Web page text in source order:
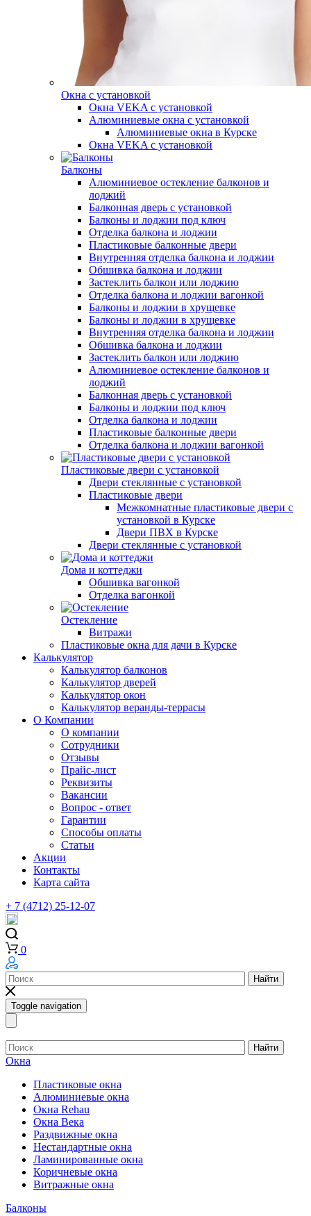
Окна с установкой
Окна VEKA с установкой
Алюминиевые окна с установкой
Алюминиевые окна в Курске
Окна VEKA с установкой
Балконы
Алюминиевое остекление балконов и
лоджий
Балконная дверь с установкой
Балконы и лоджии под ключ
Отделка балкона и лоджии
Пластиковые балконные двери
Внутренняя отделка балкона и лоджии
Обшивка балкона и лоджии
Застеклить балкон или лоджию
Отделка балкона и лоджии вагонкой
Балконы и лоджии в хрущевке
Балконы и лоджии в хрущевке
Внутренняя отделка балкона и лоджии
Обшивка балкона и лоджии
Застеклить балкон или лоджию
Алюминиевое остекление балконов и
лоджий
Балконная дверь с установкой
Балконы и лоджии под ключ
Отделка балкона и лоджии
Пластиковые балконные двери
Отделка балкона и лоджии вагонкой
Пластиковые двери с установкой
Двери стеклянные с установкой
Пластиковые двери
Межкомнатные пластиковые двери с
установкой в Курске
Двери ПВХ в Курске
Двери стеклянные с установкой
Дома и коттеджи
Обшивка вагонкой
Отделка вагонкой
Остекление
Витражи
Пластиковые окна для дачи в Курске
Калькулятор
Калькулятор балконов
Калькулятор дверей
Калькулятор окон
Калькулятор веранды-террасы
О Компании
О компании
Сотрудники
Отзывы
Прайс-лист
Реквизиты
Вакансии
Вопрос - ответ
Гарантии
Способы оплаты
Статьи
Акции
Контакты
Карта сайта
+ 7 (4712) 25-12-07
0
Найти
Toggle navigation
Найти
Окна
Пластиковые окна
Алюминиевые окна
Окна Rehau
Окна Века
Раздвижные окна
Нестандартные окна
Ламинированные окна
Коричневые окна
Витражные окна
Балконы